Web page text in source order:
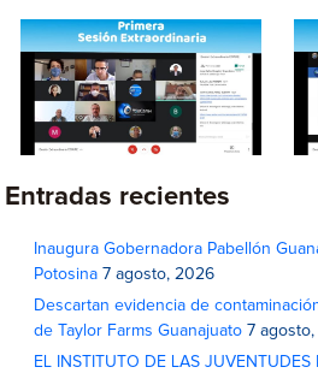
Entradas recientes
Inaugura Gobernadora Pabellón
Potosina 7 agosto, 2026
Descartan evidencia de
de Taylor Farms Guanajuato 7
EL INSTITUTO DE LAS JUVENTUDES